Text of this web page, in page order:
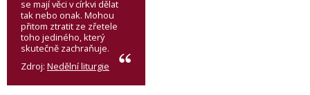
se mají věci v církvi dělat
tak nebo onak. Mohou
přitom ztratit ze zřetele
toho jediného, který
skutečně zachraňuje.
Zdroj: Nedělní liturgie